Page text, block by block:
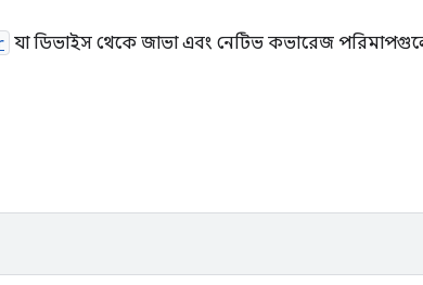
যা ডিভাইস থেকে জাভা এবং নেটিভ কভারেজ